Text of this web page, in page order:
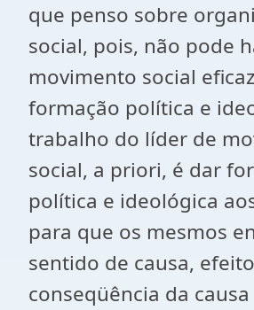
que penso sobre
social, pois, não pode
movimento social
formação política e
trabalho do líder de
social, a priori, é dar
política e ideológica
para que os mesmos
sentido de causa,
conseqüência da